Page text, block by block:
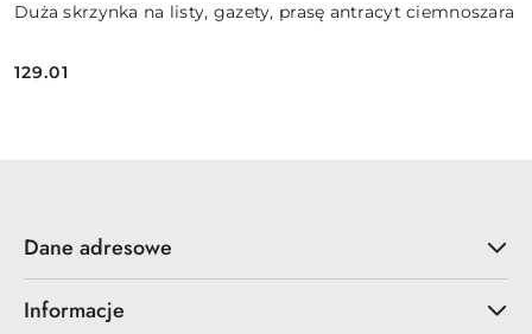
Duża skrzynka na listy, gazety, prasę antracyt ciemnoszara
Cena:
129.01
Dane adresowe
Informacje